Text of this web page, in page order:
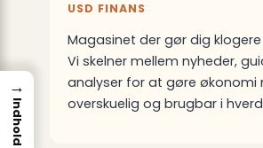
USD FINANS
Magasinet der gør dig
Vi skelner mellem nyheder,
analyser for at gøre økonomi
overskuelig og brugbar i
→
Indhold